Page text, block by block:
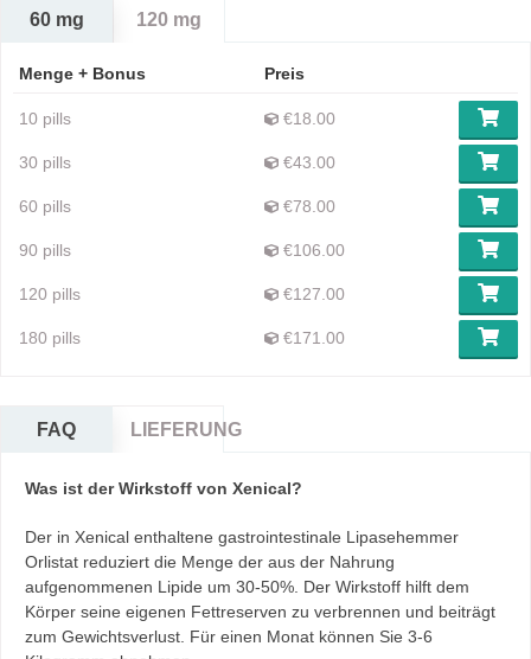
60 mg 120 mg
Menge + Bonus Preis
10 pills €18.00
30 pills €43.00
60 pills €78.00
90 pills €106.00
120 pills €127.00
180 pills €171.00
FAQ LIEFERUNG
Was ist der Wirkstoff von Xenical?
Der in Xenical enthaltene gastrointestinale Lipasehemmer
Orlistat reduziert die Menge der aus der Nahrung
aufgenommenen Lipide um 30-50%. Der Wirkstoff hilft dem
Körper seine eigenen Fettreserven zu verbrennen und beiträgt
zum Gewichtsverlust. Für einen Monat können Sie 3-6